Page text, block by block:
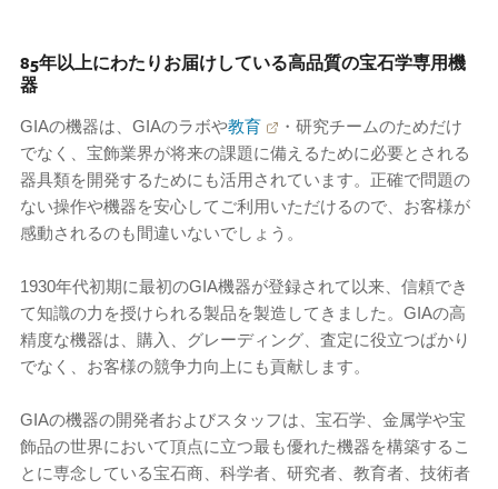
85年以上にわたりお届けしている高品質の宝石学専用機
器
GIAの機器は、GIAのラボや教育
・研究チームのためだけ
でなく、宝飾業界が将来の課題に備えるために必要とされる
器具類を開発するためにも活用されています。正確で問題の
ない操作や機器を安心してご利用いただけるので、お客様が
感動されるのも間違いないでしょう。
1930年代初期に最初のGIA機器が登録されて以来、信頼でき
て知識の力を授けられる製品を製造してきました。GIAの高
精度な機器は、購入、グレーディング、査定に役立つばかり
でなく、お客様の競争力向上にも貢献します。
GIAの機器の開発者およびスタッフは、宝石学、金属学や宝
飾品の世界において頂点に立つ最も優れた機器を構築するこ
とに専念している宝石商、科学者、研究者、教育者、技術者